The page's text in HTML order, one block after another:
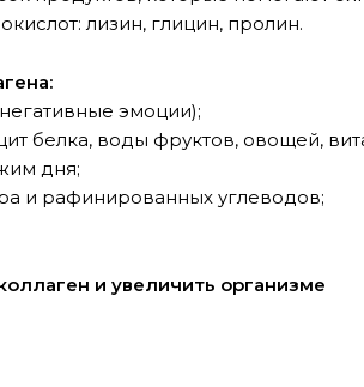
лизин, глицин, пролин.
эмоции);
белка, воды фруктов, овощей,
дня;
и рафинированных углеводов;
и увеличить организме